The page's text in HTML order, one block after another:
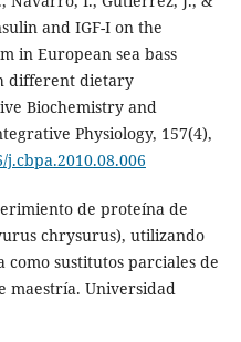
and IGF-I on the
in European sea bass
different dietary
Biochemistry and
Physiology, 157(4),
de proteína de
chrysurus), utilizando
sustitutos parciales de
maestría. Universidad